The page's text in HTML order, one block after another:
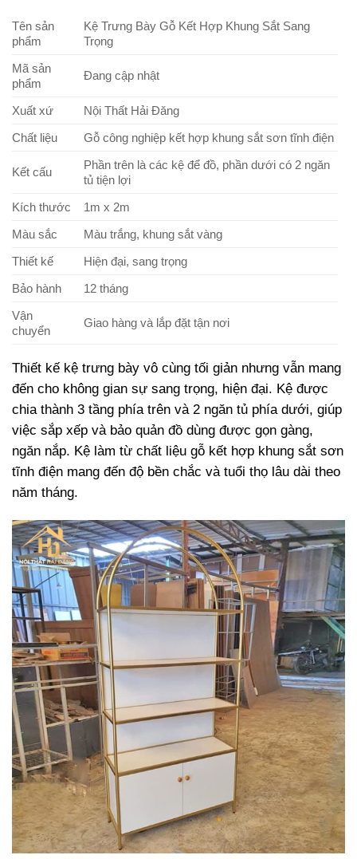
Tên sản
phẩm
Kệ Trưng Bày Gỗ Kết Hợp Khung Sắt Sang
Trọng
Mã sản
phẩm
Đang cập nhật
Xuất xứ
Nội Thất Hải Đăng
Chất liệu
Gỗ công nghiệp kết hợp khung sắt sơn tĩnh điện
Kết cấu
Phần trên là các kệ để đồ, phần dưới có 2 ngăn
tủ tiện lợi
Kích thước
1m x 2m
Màu sắc
Màu trắng, khung sắt vàng
Thiết kế
Hiện đại, sang trọng
Bảo hành
12 tháng
Vận
chuyển
Giao hàng và lắp đặt tận nơi
Thiết kế kệ trưng bày vô cùng tối giản nhưng vẫn mang
đến cho không gian sự sang trọng, hiện đại. Kệ được
chia thành 3 tầng phía trên và 2 ngăn tủ phía dưới, giúp
việc sắp xếp và bảo quản đồ dùng được gọn gàng,
ngăn nắp. Kệ làm từ chất liệu gỗ kết hợp khung sắt sơn
tĩnh điện mang đến độ bền chắc và tuổi thọ lâu dài theo
năm tháng.